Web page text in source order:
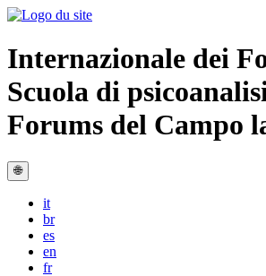
Internazionale dei
Scuola di
Forums del Campo
🌐
it
br
es
en
fr